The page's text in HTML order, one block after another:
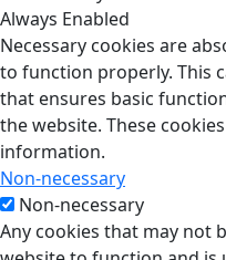
Always Enabled
Necessary cookies are
to function properly. This
that ensures basic
the website. These
information.
Non-necessary
Non-necessary
Any cookies that may not